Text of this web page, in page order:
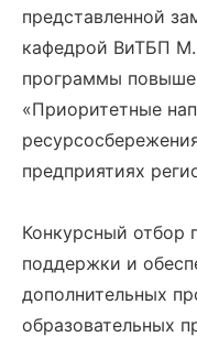
представленной
кафедрой ВиТБП
программы
«Приоритетные
предприятиях
Конкурсный отбор
поддержки и
дополнительных
образовательных